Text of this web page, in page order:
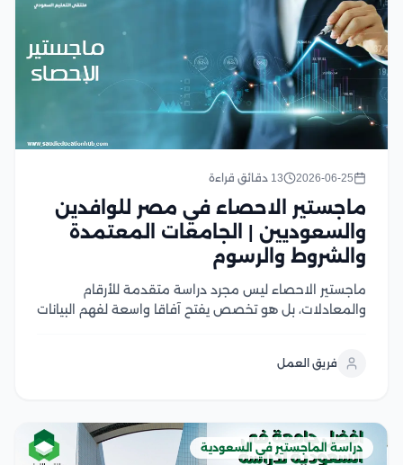
2026-06-25 13 دقائق قراءة
ماجستير الاحصاء في مصر للوافدين
والسعوديين | الجامعات المعتمدة
والشروط والرسوم
ماجستير الاحصاء ليس مجرد دراسة متقدمة للأرقام
والمعادلات، بل هو تخصص يفتح آفاقا واسعة لفهم البيانات
والذكاء الاصطناعي والبحث العلمي، أصبح المتخصصون
فريق العمل
دراسة الماجستير في السعودية